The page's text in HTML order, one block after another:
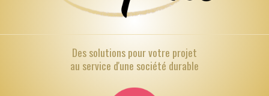
Des solutions pourvotre projet
au service d'une société durable